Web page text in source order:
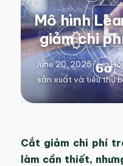
Mô hình
giảm chi
June 20, 2025 / in
sản xuất và tiêu thụ
Cắt giảm chi phí
làm cần thiết,